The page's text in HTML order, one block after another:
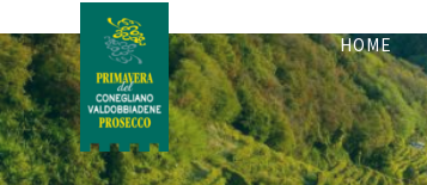
HOME